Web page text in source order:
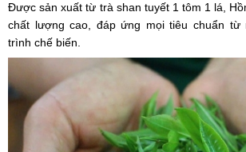
Được sản xuất từ trà shan tuyết 1 tôm 1 lá,
chất lượng cao, đáp ứng mọi tiêu chuẩn từ
trình chế biến.